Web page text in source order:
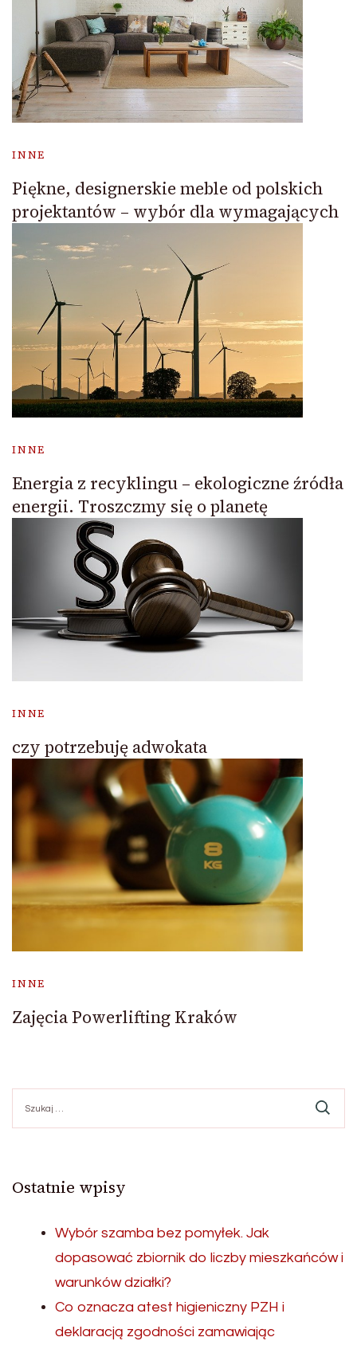
INNE
Piękne, designerskie meble od polskich
projektantów – wybór dla wymagających
INNE
Energia z recyklingu – ekologiczne źródła
energii. Troszczmy się o planetę
INNE
czy potrzebuję adwokata
INNE
Zajęcia Powerlifting Kraków
Ostatnie wpisy
Wybór szamba bez pomyłek. Jak
dopasować zbiornik do liczby mieszkańców i
warunków działki?
Co oznacza atest higieniczny PZH i
deklaracją zgodności zamawiając